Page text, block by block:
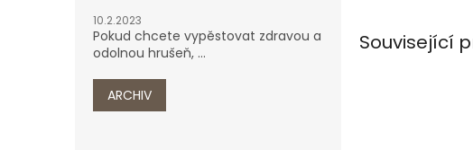
10.2.2023
Pokud chcete vypěstovat zdravou a
odolnou hrušeň, ...
ARCHIV
Související